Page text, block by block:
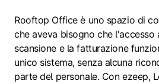
Rooftop Office è uno spazio di
che aveva bisogno che l'accesso
scansione e la fatturazione
unico sistema, senza alcuna
parte del personale. Con ezeep,